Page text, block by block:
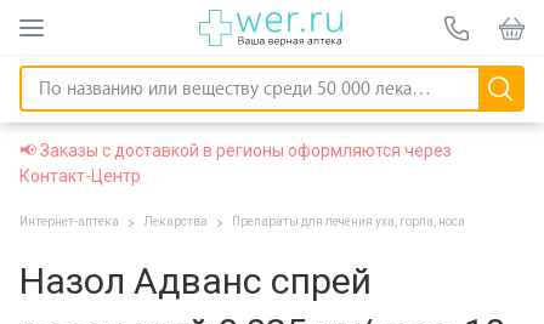
📢 Заказы с доставкой в регионы оформляются через
Контакт-Центр
Интернет-аптека Лекарства Препараты для лечения уха, горла, носа
Назол Адванс спрей